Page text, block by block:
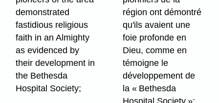
demonstrated
fastidious religious
faith in an Almighty
as evidenced by
their development in
the Bethesda
Hospital Society;
région ont démontré
qu'ils avaient une
foie profonde en
Dieu, comme en
témoigne le
développement de
la « Bethesda